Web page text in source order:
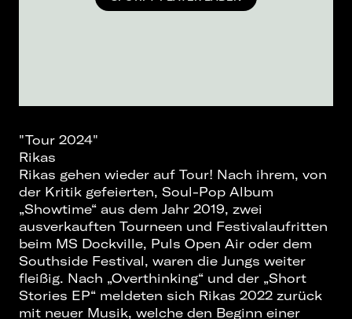
"Tour 2024"
Rikas
Rikas gehen wieder auf Tour! Nach ihrem, von
der Kritik gefeierten, Soul-Pop Album
„Showtime“ aus dem Jahr 2019, zwei
ausverkauften Tourneen und Festivalaufritten
beim MS Dockville, Puls Open Air oder dem
Southside Festival, waren die Jungs weiter
fleißig. Nach „Overthinking“ und der „Short
Stories EP“ meldeten sich Rikas 2022 zurück
mit neuer Musik, welche den Beginn einer